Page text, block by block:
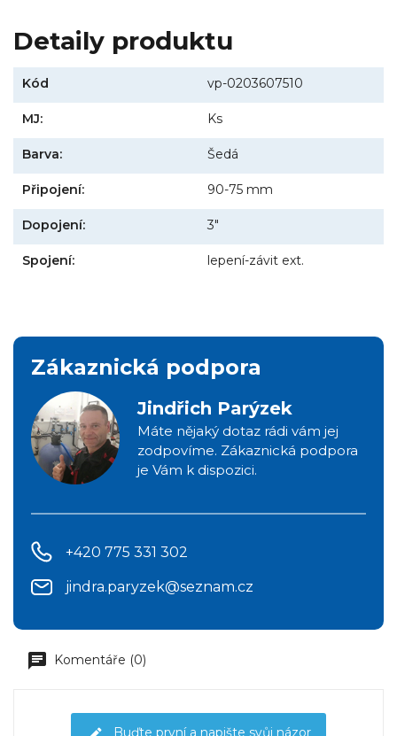
Detaily produktu
Kód vp-0203607510
MJ: Ks
Barva: Šedá
Připojení: 90-75 mm
Dopojení: 3"
Spojení: lepení-závit ext.
Zákaznická podpora
Jindřich Parýzek
Máte nějaký dotaz rádi vám jej
zodpovíme. Zákaznická podpora
je Vám k dispozici.
+420 775 331 302
jindra.paryzek@seznam.cz
Komentáře (0)
Buďte první a napište svůj názor